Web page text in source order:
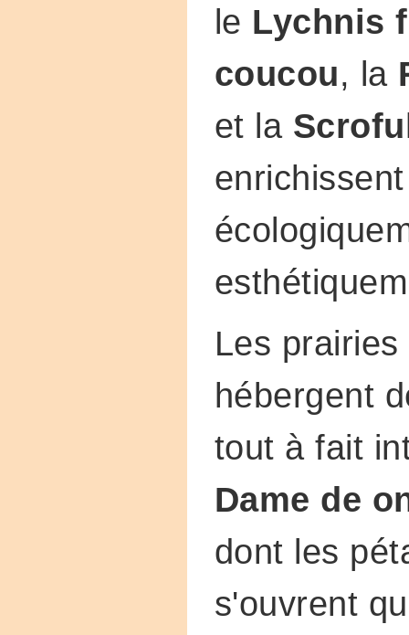
le Lychnis
coucou, la
et la
Les
hébergent
tout à fait
Dame de
dont les
s'ouvrent